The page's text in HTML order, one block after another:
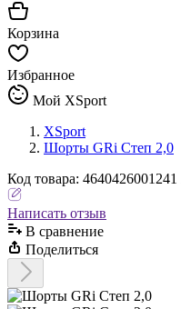
Корзина
Избранное
Мой XSport
XSport
Шорты GRi Степ 2,0
Код товара: 4640426001241
Написать отзыв
В сравнениe
Поделиться